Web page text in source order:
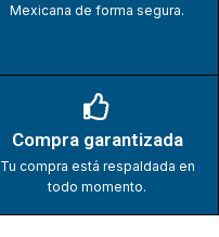
Mexicana de forma segura.
Compra garantizada
Tu compra está respaldada en
todo momento.